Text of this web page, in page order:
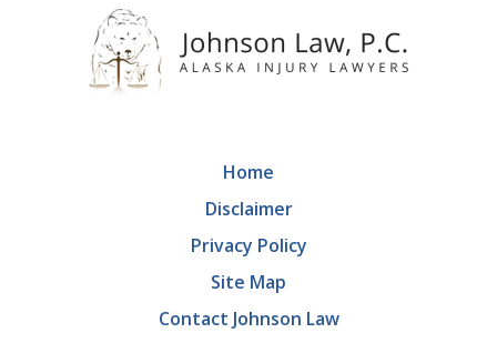
Home
Disclaimer
Privacy Policy
Site Map
Contact Johnson Law